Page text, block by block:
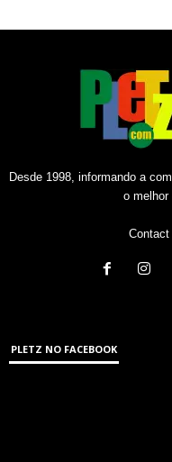
Desde 1998, informando a
o melhor
Contact
PLETZ NO FACEBOOK